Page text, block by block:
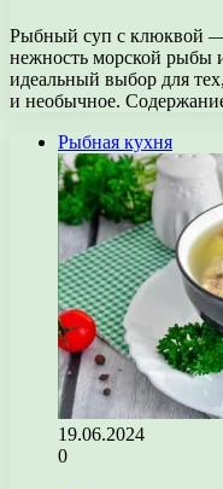
Рыбный суп с клюквой —
нежность морской рыбы
идеальный выбор для
и необычное.
Рыбная кухня
19.06.2024
0